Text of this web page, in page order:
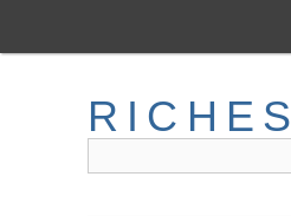
main
RICHES